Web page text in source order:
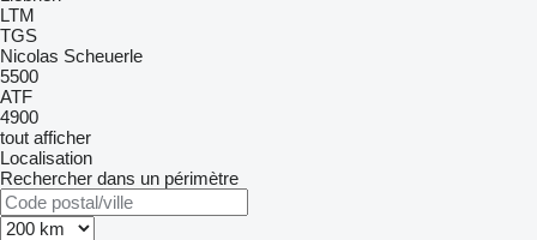
LTM
TGS
Nicolas Scheuerle
5500
ATF
4900
tout afficher
Localisation
Rechercher dans un périmètre